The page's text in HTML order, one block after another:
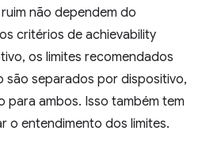
não dependem do
critérios de achievability
os limites recomendados
são separados por dispositivo,
para ambos. Isso também tem
o entendimento dos limites.